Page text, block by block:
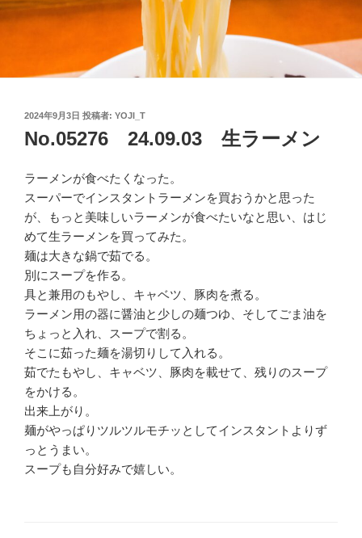
投
稿
日:
2024年9月3日 投稿者: YOJI_T
No.05276 24.09.03 生ラーメン
ラーメンが食べたくなった。
スーパーでインスタントラーメンを買おうかと思った
が、もっと美味しいラーメンが食べたいなと思い、はじ
めて生ラーメンを買ってみた。
麺は大きな鍋で茹でる。
別にスープを作る。
具と兼用のもやし、キャベツ、豚肉を煮る。
ラーメン用の器に醤油と少しの麺つゆ、そしてごま油を
ちょっと入れ、スープで割る。
そこに茹った麺を湯切りして入れる。
茹でたもやし、キャベツ、豚肉を載せて、残りのスープ
をかける。
出来上がり。
麺がやっぱりツルツルモチッとしてインスタントよりず
っとうまい。
スープも自分好みで嬉しい。